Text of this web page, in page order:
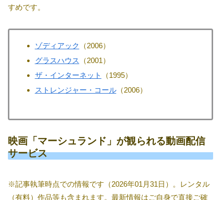
すめです。
ゾディアック （2006）
グラスハウス （2001）
ザ・インターネット
（1995）
ストレンジャー・コール（2006）
映画「マーシュランド」が観られる動画配信
サービス
※記事執筆時点での情報です（2026年01月31日）。レンタル
（有料）作品等も含まれます。最新情報はご自身で直接ご確